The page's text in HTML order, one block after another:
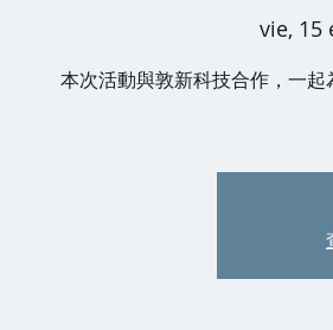
vie, 15
本次活動與敦新科技合作，一